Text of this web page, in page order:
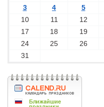
3
4 5
10
11 12
17
18 19
24
25 26
31